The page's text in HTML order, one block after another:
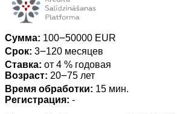
Сумма: 100౼50000 EUR
Срок: 3౼120 месяцев
Ставка: от 4 % годовая
Возраст: 20౼75 лет
Время обработки: 15 мин.
Регистрация: -